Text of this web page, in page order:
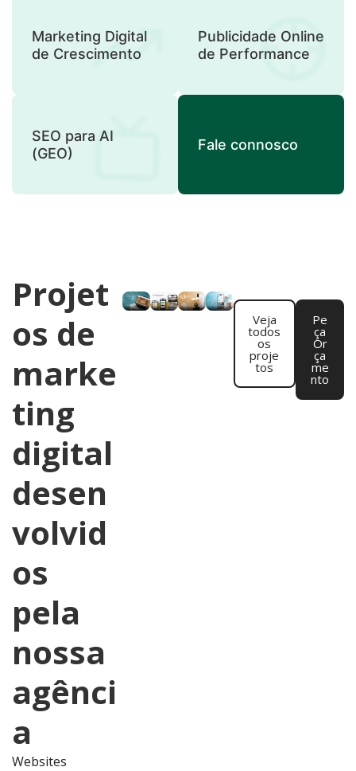
Marketing Digital
de Crescimento
Publicidade Online
de Performance
SEO para AI
(GEO)
Fale connosco
Projet
os de
marke
ting
digital
desen
volvid
os
pela
nossa
agênci
a
Websites
Veja
todos
os
proje
tos
Pe
ça
Or
ça
me
nto